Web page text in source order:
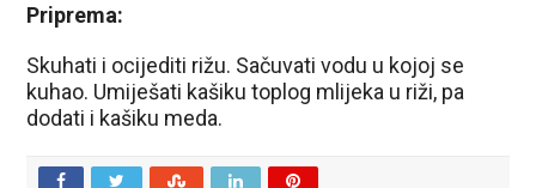
Priprema:
Skuhati i ocijediti rižu. Sačuvati vodu u kojoj se
kuhao. Umiješati kašiku toplog mlijeka u riži, pa
dodati i kašiku meda.